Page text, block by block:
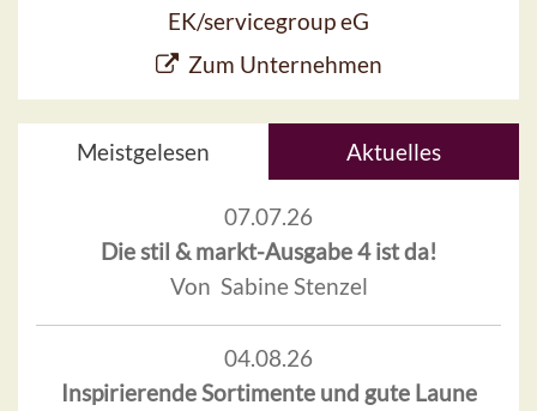
EK/servicegroup eG
Zum Unternehmen
Meistgelesen Aktuelles
07.07.26
Die stil & markt-Ausgabe 4 ist da!
Von Sabine Stenzel
04.08.26
Inspirierende Sortimente und gute Laune